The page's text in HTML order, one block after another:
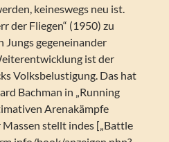
keineswegs neu ist.
der Fliegen“ (1950) zu
Jungs gegeneinander
ist der
Volksbelustigung. Das hat
Bachman in „Running
Arenakämpfe
stellt indes [„Battle